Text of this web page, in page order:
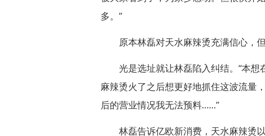
多。”
原本林磊对天水麻辣烫充满信心，但
光是选址就让林磊陷入纠结。“本想
麻辣烫火了之后想更好地抓住这波流量
后的营业情况我无法预料……”
林磊告诉亿欧新消费，天水麻辣烫